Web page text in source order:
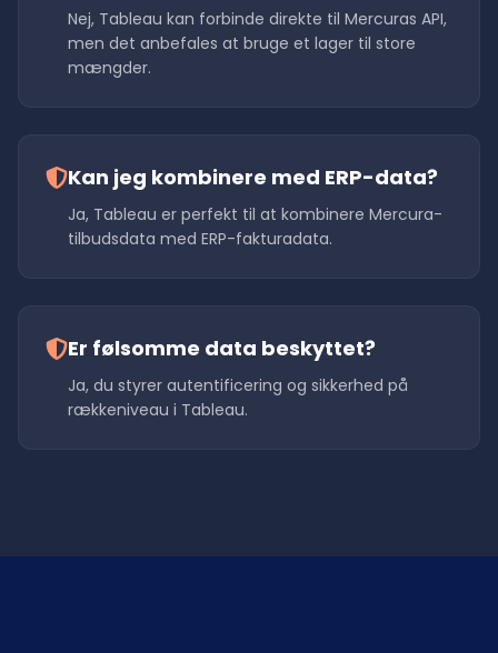
Nej, Tableau kan forbinde direkte til Mercuras API,
men det anbefales at bruge et lager til store
mængder.
Kan jeg kombinere med ERP-data?
Ja, Tableau er perfekt til at kombinere Mercura-
tilbudsdata med ERP-fakturadata.
Er følsomme data beskyttet?
Ja, du styrer autentificering og sikkerhed på
rækkeniveau i Tableau.